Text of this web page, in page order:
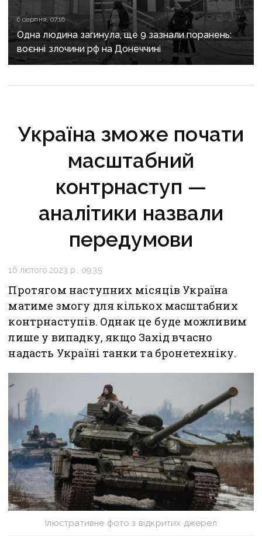
6 серпня, 07:16
Одна людина загинула, ще 9 зазнали поранень:
воєнні злочини рф на Донеччині
Україна зможе почати
масштабний
контрнаступ —
аналітики назвали
передумови
16 лютого 2023 р., 09:35
Протягом наступних місяців Україна
матиме змогу для кількох масштабних
контрнаступів. Однак це буде можливим
лише у випадку, якщо Захід вчасно
надасть Україні танки та бронетехніку.
Ілюстративне фото з відкритих джерел